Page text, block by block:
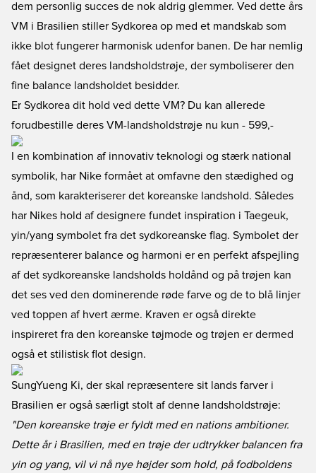
dem personlig succes de nok aldrig glemmer. Ved dette års
VM i Brasilien stiller Sydkorea op med et mandskab som
ikke blot fungerer harmonisk udenfor banen. De har nemlig
fået designet deres landsholdstrøje, der symboliserer den
fine balance landsholdet besidder.
Er Sydkorea dit hold ved dette VM? Du kan allerede
forudbestille deres VM-landsholdstrøje nu kun - 599,-
I en kombination af innovativ teknologi og stærk national
symbolik, har Nike formået at omfavne den stædighed og
ånd, som karakteriserer det koreanske landshold. Således
har Nikes hold af designere fundet inspiration i Taegeuk,
yin/yang symbolet fra det sydkoreanske flag. Symbolet der
repræsenterer balance og harmoni er en perfekt afspejling
af det sydkoreanske landsholds holdånd og på trøjen kan
det ses ved den dominerende røde farve og de to blå linjer
ved toppen af hvert ærme. Kraven er også direkte
inspireret fra den koreanske tøjmode og trøjen er dermed
også et stilistisk flot design.
SungYueng Ki, der skal repræsentere sit lands farver i
Brasilien er også særligt stolt af denne landsholdstrøje:
"Den koreanske trøje er fyldt med en nations ambitioner.
Dette år i Brasilien, med en trøje der udtrykker balancen fra
yin og yang, vil vi nå nye højder som hold, på fodboldens